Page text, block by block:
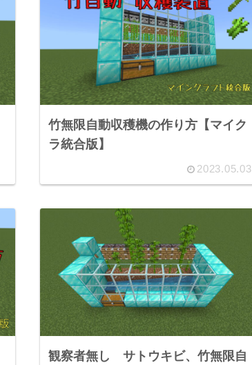
竹無限自動収穫機の作り方【マイク
ラ統合版】
2023.05.03
観察者無し サトウキビ、竹無限自